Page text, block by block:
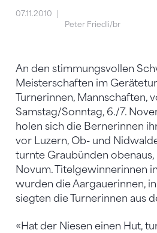
07.11.2010
Peter Friedli/br
An den stimmungsvollen
Meisterschaften im
Turnerinnen, Mannschaften,
Samstag/Sonntag, 6./7.
holen sich die Bernerinnen
vor Luzern, Ob- und
turnte Graubünden obenaus,
Novum. Titelgewinnerinnen
wurden die Aargauerinnen,
siegten die Turnerinnen aus
«Hat der Niesen einen Hut,